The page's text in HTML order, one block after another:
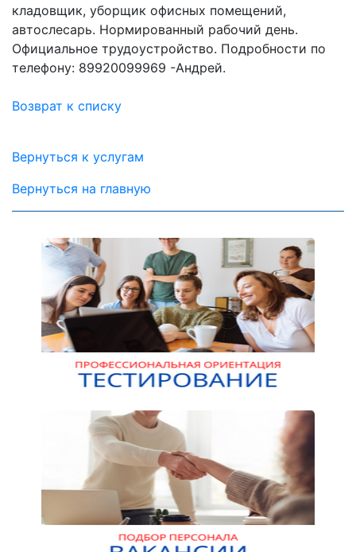
кладовщик, уборщик офисных помещений,
автослесарь. Нормированный рабочий день.
Официальное трудоустройство. Подробности по
телефону: 89920099969 -Андрей.
Возврат к списку
Вернуться к услугам
Вернуться на главную